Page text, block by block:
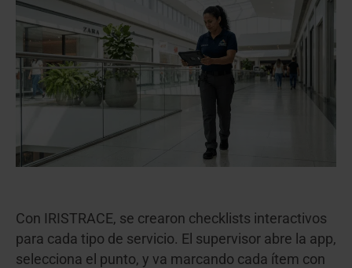
Con IRISTRACE, se crearon checklists interactivos
para cada tipo de servicio. El supervisor abre la app,
selecciona el punto, y va marcando cada ítem con